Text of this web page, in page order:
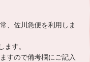
、佐川急便を利用しま
す。
すので備考欄にご記入